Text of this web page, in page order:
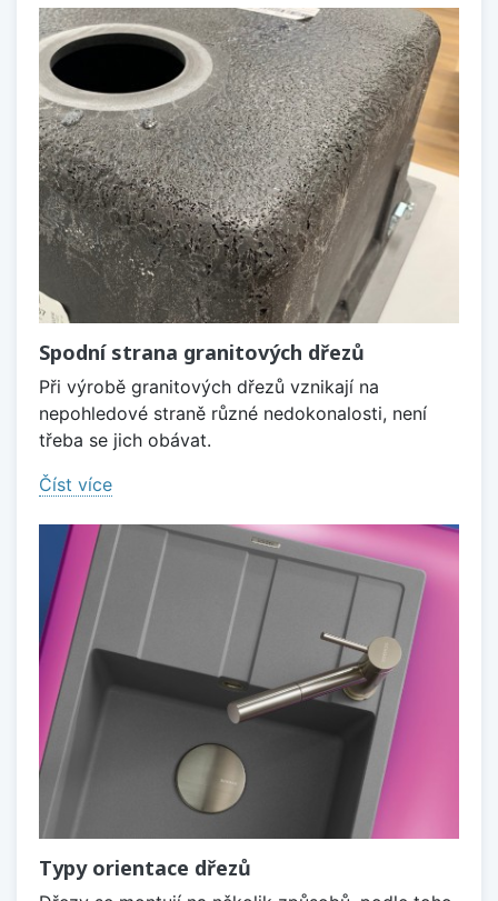
Spodní strana granitových dřezů
Při výrobě granitových dřezů vznikají na
nepohledové straně různé nedokonalosti, není
třeba se jich obávat.
Číst více
Typy orientace dřezů